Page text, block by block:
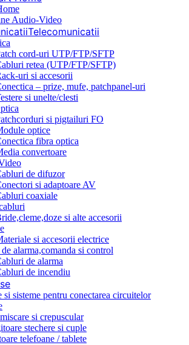
Audio-Video
Telecomunicatii
cord-uri UTP/FTP/SFTP
retea (UTP/FTP/SFTP)
uri si accesorii
– prize, mufe, patchpanel-uri
si unelte/clesti
si pigtailuri FO
optice
fibra optica
convertoare
de difuzor
si adaptoare AV
coaxiale
si alte accesorii
si accesorii electrice
alarma,comanda si control
de alarma
de incendiu
si sisteme pentru conectarea circuitelor
si crepuscular
stechere si cuple
telefoane / tablete